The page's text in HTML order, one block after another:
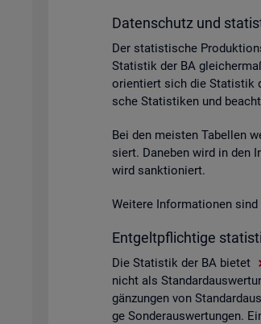
Da­ten­schutz und
Der sta­tis­ti­sche
Sta­tis­tik der BA
ori­en­tiert sich die Sta­tis­tik
sche Sta­tis­ti­ken und
Bei den meis­ten Ta­bel­len
siert. Da­ne­ben wird in den
wird sank­tio­niert.
Wei­te­re In­for­ma­tio­nen sind
Ent­gelt­pflich­ti­ge
Die Sta­tis­tik der BA bie­tet
nicht als
gän­zun­gen von
ge Son­der­aus­wer­tun­gen.